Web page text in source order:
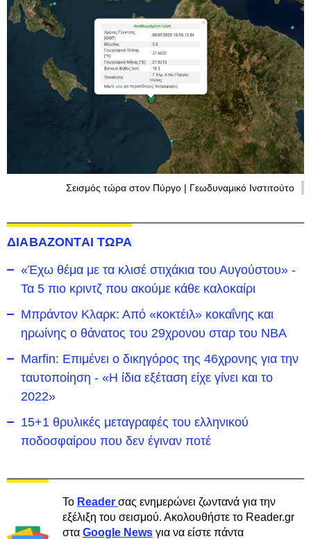
Σεισμός τώρα στον Πύργο | Γεωδυναμικό Ινστιτούτο
ΔΙΑΒΑΖΟΝΤΑΙ ΤΩΡΑ
«Έχω θέμα με τα κλισέ στιχάκια του Αυγούστου» -
Τα 5 πιο κριντζ που ακούμε κάθε καλοκαίρι
Μπράντον Κλαρκ: Από «κοκτέιλ» κοκαΐνης και
ηρωίνης ο θάνατος του 29χρονου σταρ του NBA
Marfin: Επιμένει ο δικηγόρος της 46χρονης για την
ταυτοποίηση - «Η ίδια εξέταση είχε γίνει και το
2022»
15+1 θρυλικές μεταγραφές του ελληνικού
ποδοσφαίρου που δεν έγιναν ποτέ
Το Reader σας ενημερώνει ζωντανά για την
εξέλιξη του σεισμού. Ακολουθήστε το Reader.gr
στα Google News για να είστε πάντα